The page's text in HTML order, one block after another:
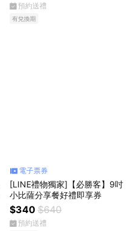
預約送禮
有兌換期
電子票券
[LINE禮物獨家]【必勝客】9吋
小比薩分享餐好禮即享券
$340 $640
預約送禮